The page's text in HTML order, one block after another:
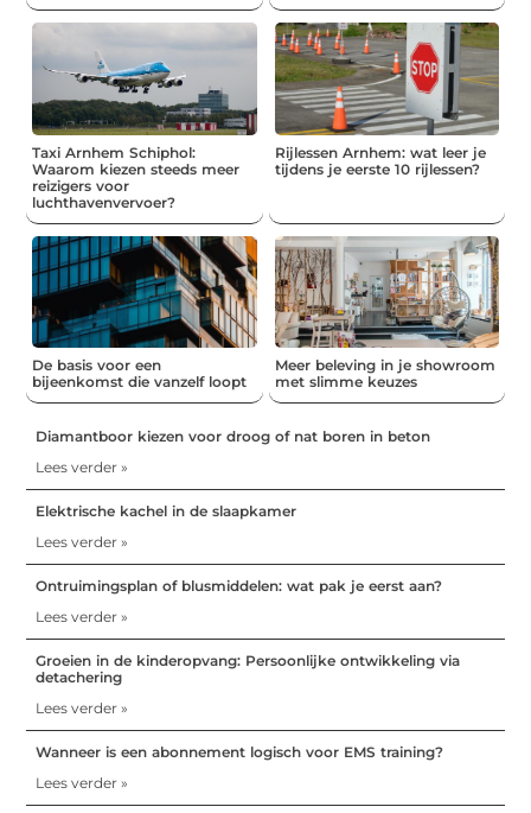
Taxi Arnhem Schiphol:
Waarom kiezen steeds meer
reizigers voor
luchthavenvervoer?
Rijlessen Arnhem: wat leer je
tijdens je eerste 10 rijlessen?
De basis voor een
bijeenkomst die vanzelf loopt
Meer beleving in je showroom
met slimme keuzes
Diamantboor kiezen voor droog of nat boren in beton
Lees verder »
Elektrische kachel in de slaapkamer
Lees verder »
Ontruimingsplan of blusmiddelen: wat pak je eerst aan?
Lees verder »
Groeien in de kinderopvang: Persoonlijke ontwikkeling via
detachering
Lees verder »
Wanneer is een abonnement logisch voor EMS training?
Lees verder »